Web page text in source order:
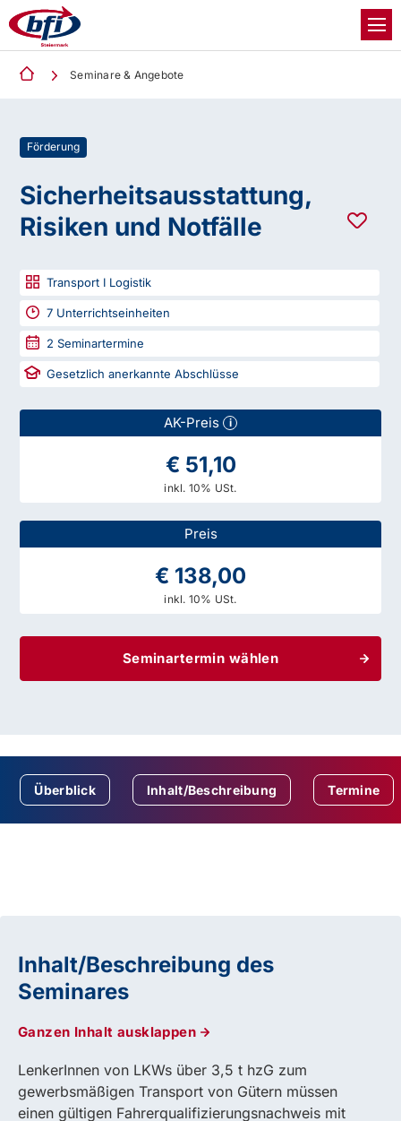
Seminare & Angebote
Förderung
Sicherheitsausstattung,
Risiken und Notfälle
Transport I Logistik
7 Unterrichtseinheiten
2 Seminartermine
Gesetzlich anerkannte Abschlüsse
AK-Preis i
€ 51,10
inkl. 10% USt.
Preis
€ 138,00
inkl. 10% USt.
Seminartermin wählen
Überblick Inhalt/Beschreibung Termine
Inhalt/Beschreibung des
Seminares
Ganzen Inhalt ausklappen
LenkerInnen von LKWs über 3,5 t hzG zum
gewerbsmäßigen Transport von Gütern müssen
einen gültigen Fahrerqualifizierungsnachweis mit